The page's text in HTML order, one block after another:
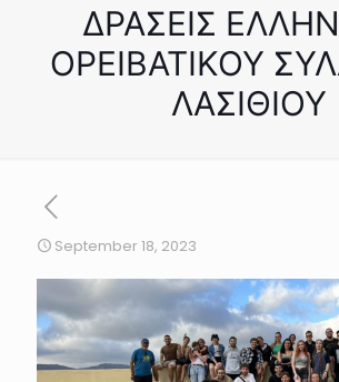
ΔΡΑΣΕΙΣ
ΟΡΕΙΒΑΤΙΚΟΥ
ΛΑΣΙΘΙΟΥ
September 18, 2023